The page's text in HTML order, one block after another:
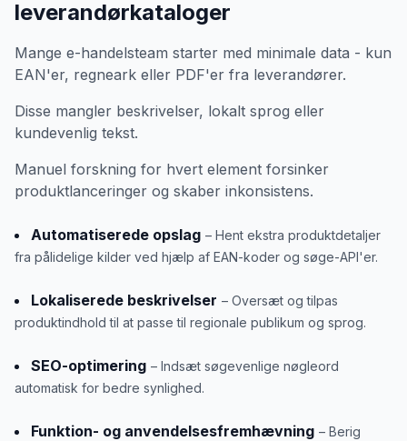
leverandørkataloger
Mange e-handelsteam starter med minimale data - kun
EAN'er, regneark eller PDF'er fra leverandører.
Disse mangler beskrivelser, lokalt sprog eller
kundevenlig tekst.
Manuel forskning for hvert element forsinker
produktlanceringer og skaber inkonsistens.
Automatiserede opslag – Hent ekstra produktdetaljer
fra pålidelige kilder ved hjælp af EAN-koder og søge-API'er.
Lokaliserede beskrivelser – Oversæt og tilpas
produktindhold til at passe til regionale publikum og sprog.
SEO-optimering – Indsæt søgevenlige nøgleord
automatisk for bedre synlighed.
Funktion- og anvendelsesfremhævning – Berig